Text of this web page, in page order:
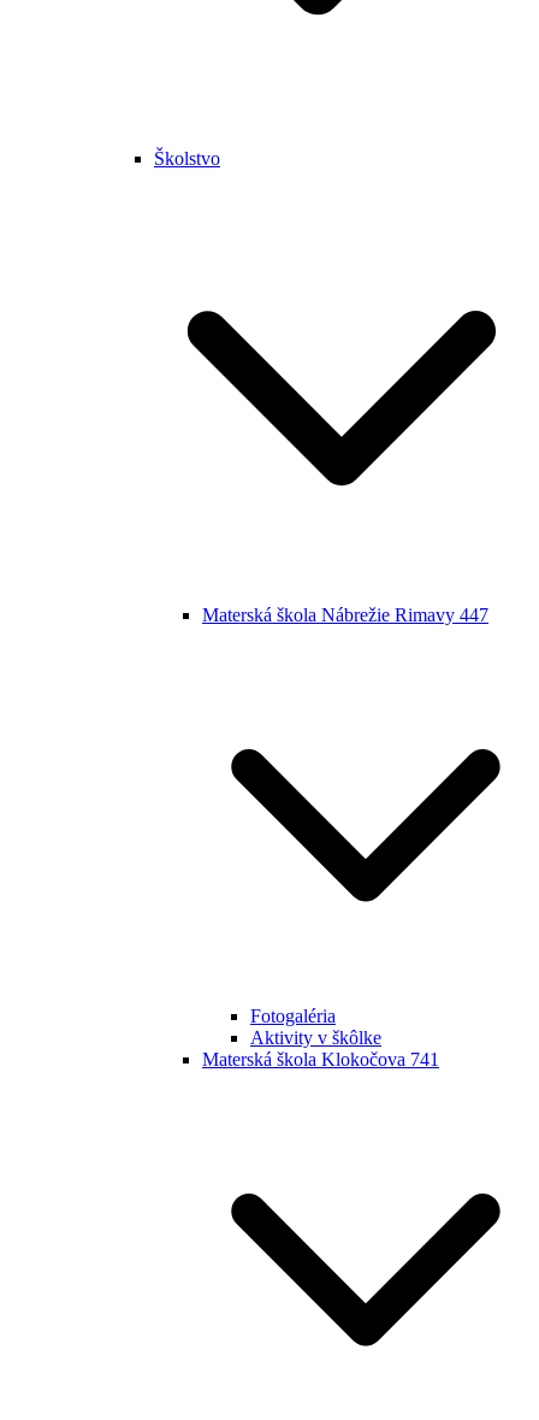
Školstvo
Materská škola Nábrežie Rimavy 447
Fotogaléria
Aktivity v škôlke
Materská škola Klokočova 741